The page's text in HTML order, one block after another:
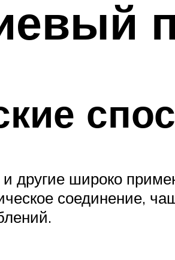
и другие широко
соединение,